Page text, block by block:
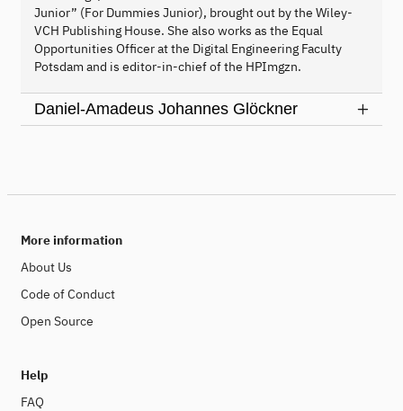
Junior” (For Dummies Junior), brought out by the Wiley-
VCH Publishing House. She also works as the Equal
Opportunities Officer at the Digital Engineering Faculty
Potsdam and is editor-in-chief of the HPImgzn.
Daniel-Amadeus Johannes Glöckner
More information
About Us
Code of Conduct
Open Source
Help
FAQ